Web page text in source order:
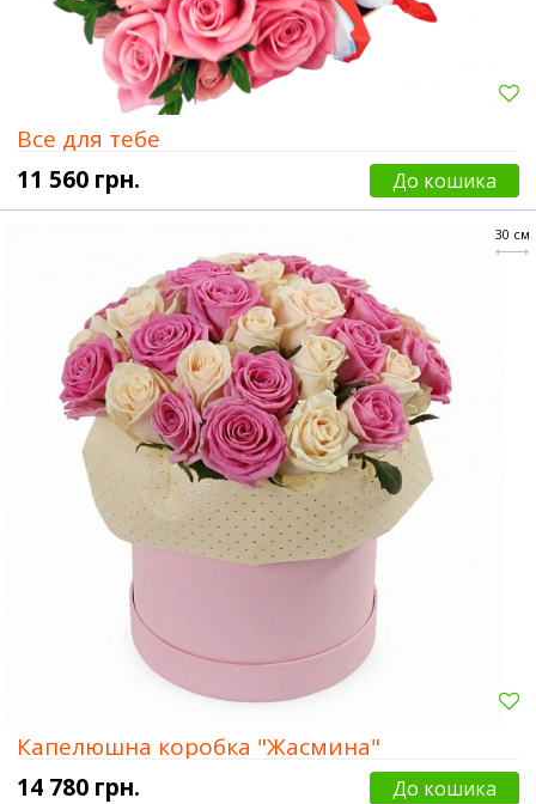
Все для тебе
11 560 грн.
До кошика
30 см
Капелюшна коробка "Жасмина"
14 780 грн.
До кошика